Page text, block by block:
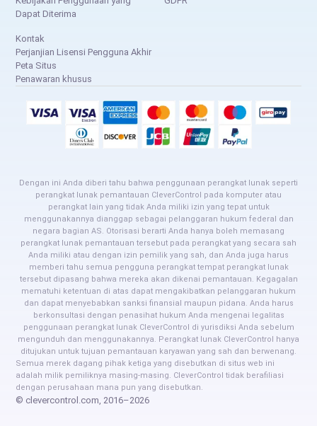
Dapat Diterima
Kontak
Perjanjian Lisensi Pengguna Akhir
Peta Situs
Penawaran khusus
Dengan ini Anda diberi tahu bahwa penggunaan perangkat lunak seperti
perangkat lunak pemantauan CleverControl pada komputer atau
perangkat lain yang tidak Anda miliki izin yang tepat untuk
menggunakannya dianggap sebagai pelanggaran hukum federal dan
negara bagian AS. Otorisasi berarti Anda hanya boleh memasang
perangkat lunak pemantauan tersebut pada perangkat yang secara sah
Anda miliki atau dengan izin pemilik yang sah, dan Anda juga harus
memberi tahu semua pengguna perangkat tempat perangkat lunak
tersebut dipasang bahwa mereka akan dikenai pemantauan. Kegagalan
mematuhi ketentuan di atas dapat mengakibatkan pelanggaran hukum
dan dapat menyebabkan sanksi finansial maupun pidana. Anda harus
berkonsultasi dengan penasihat hukum Anda mengenai legalitas
penggunaan perangkat lunak CleverControl di yurisdiksi Anda sebelum
mengunduh dan menggunakannya. Perangkat lunak CleverControl hanya
ditujukan untuk tujuan pemantauan karyawan yang sah dan berwenang.
Semua merek dagang pihak ketiga yang disebutkan di situs web ini
adalah milik pemiliknya masing-masing. CleverControl tidak berafiliasi
dengan perusahaan mana pun yang disebutkan.
© clevercontrol.com, 2016–2026